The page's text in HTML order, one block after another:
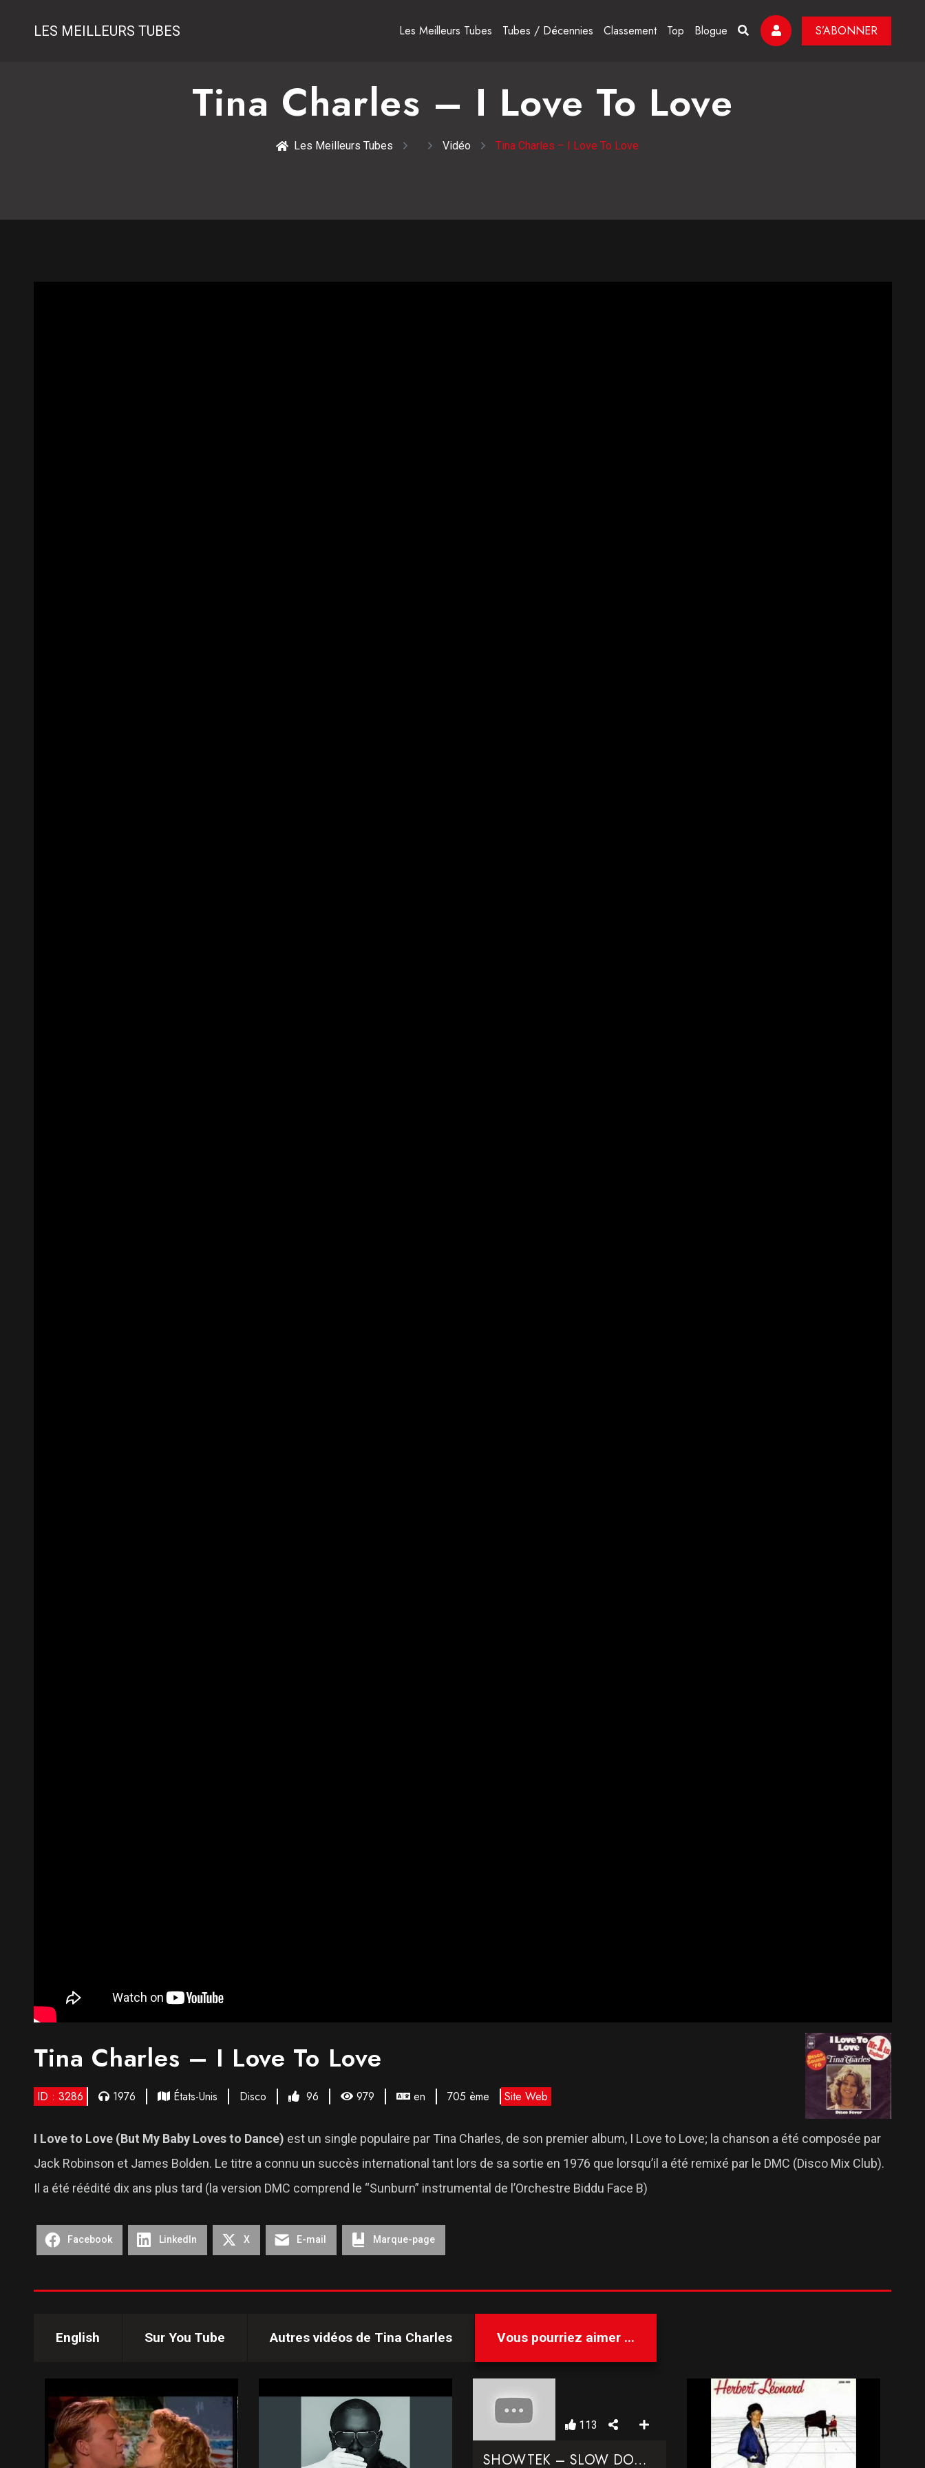
LES MEILLEURS TUBES Les Meilleurs Tubes Tubes / Décennies Classement Top Blogue S’ABONNER
Tina Charles – I Love To Love
Les Meilleurs Tubes Vidéo Tina Charles – I Love To Love
Tina Charles – I Love To Love
ID : 3286 1976 États-Unis Disco 96 979 en 705 ème Site Web
I Love to Love (But My Baby Loves to Dance) est un single populaire par Tina Charles, de son premier album, I Love to Love; la chanson a été composée par
Jack Robinson et James Bolden. Le titre a connu un succès international tant lors de sa sortie en 1976 que lorsqu’il a été remixé par le DMC (Disco Mix Club).
Il a été réédité dix ans plus tard (la version DMC comprend le “Sunburn” instrumental de l’Orchestre Biddu Face B)
Facebook LinkedIn X E-mail Marque-page
English Sur You Tube Autres vidéos de Tina Charles Vous pourriez aimer ...
113
SHOWTEK – SLOW DOWN